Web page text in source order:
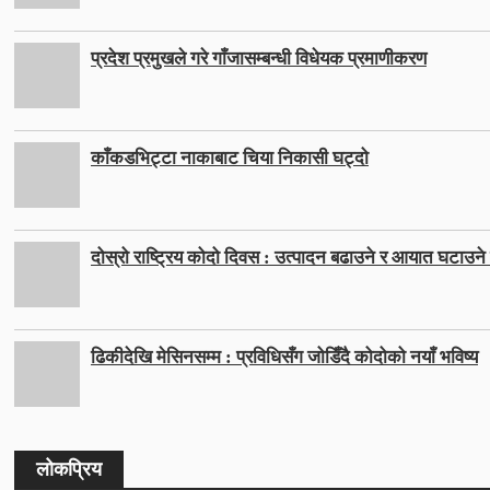
प्रदेश प्रमुखले गरे गाँजासम्बन्धी विधेयक प्रमाणीकरण
काँकडभिट्टा नाकाबाट चिया निकासी घट्दो
दोस्रो राष्ट्रिय कोदो दिवस : उत्पादन बढाउने र आयात घटाउने
ढिकीदेखि मेसिनसम्म : प्रविधिसँग जोडिँदै कोदोको नयाँ भविष्य
लोकप्रिय